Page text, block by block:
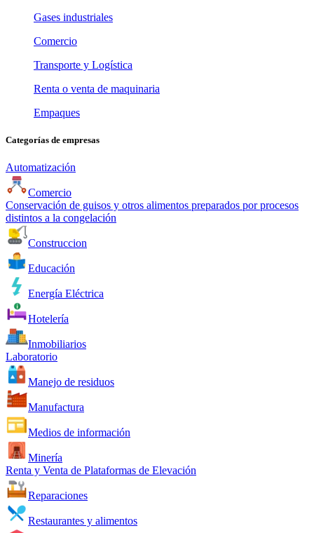
Gases industriales
Comercio
Transporte y Logística
Renta o venta de maquinaria
Empaques
Categorías de empresas
Automatización
Comercio
Conservación de guisos y otros alimentos preparados por procesos
distintos a la congelación
Construccion
Educación
Energía Eléctrica
Hotelería
Inmobiliarios
Laboratorio
Manejo de residuos
Manufactura
Medios de información
Minería
Renta y Venta de Plataformas de Elevación
Reparaciones
Restaurantes y alimentos